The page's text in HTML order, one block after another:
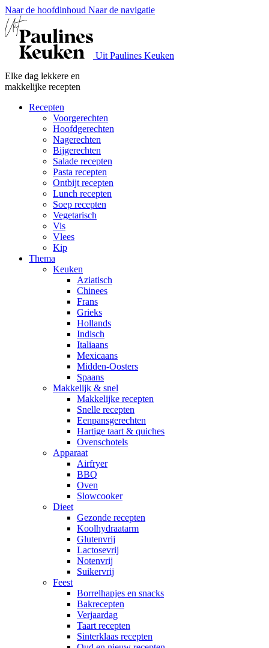
Naar de hoofdinhoud Naar de navigatie
Uit Paulines Keuken
Elke dag lekkere en
makkelijke recepten
Recepten
Voorgerechten
Hoofdgerechten
Nagerechten
Bijgerechten
Salade recepten
Pasta recepten
Ontbijt recepten
Lunch recepten
Soep recepten
Vegetarisch
Vis
Vlees
Kip
Thema
Keuken
Aziatisch
Chinees
Frans
Grieks
Hollands
Indisch
Italiaans
Mexicaans
Midden-Oosters
Spaans
Makkelijk & snel
Makkelijke recepten
Snelle recepten
Eenpansgerechten
Hartige taart & quiches
Ovenschotels
Apparaat
Airfryer
BBQ
Oven
Slowcooker
Dieet
Gezonde recepten
Koolhydraatarm
Glutenvrij
Lactosevrij
Notenvrij
Suikervrij
Feest
Borrelhapjes en snacks
Bakrecepten
Verjaardag
Taart recepten
Sinterklaas recepten